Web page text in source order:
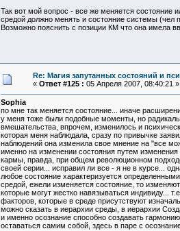
Так вот мой вопрос - все же меняется состояние
средой должно менять и состояние системы (чел
Возможно пояснить с позиции КМ что она имела
Re: Магия запутанных состояний и
« Ответ #125 : 05 Апреля 2007, 08:40:21 »
Sophia
по мне так меняется состояние... иначе
у меня тоже были подобные моменты, но
вмешательства, впрочем, изменилось и
которая меня наблюдала, сразу по привычке
наблюдений она изменила свое мнение на "все
именно на изменении состояния путем изменения
кармы, правда, при общем революционном
своей серии... исправил ли все - я не в курсе...
любое состояние характеризуется
средой, ежели изменяется состояние, то
которые могут жестко навязываться индивиду...
факторов, которые в среде присутствуют
можно сказать в иерархии среды, в иерархии
и именно осознание способно создавать
оставаться самим собой, здесь в паре с